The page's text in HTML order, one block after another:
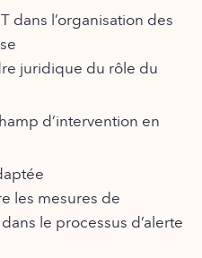
dans l’organisation des
juridique du rôle du
d’intervention en
les mesures de
le processus d’alerte